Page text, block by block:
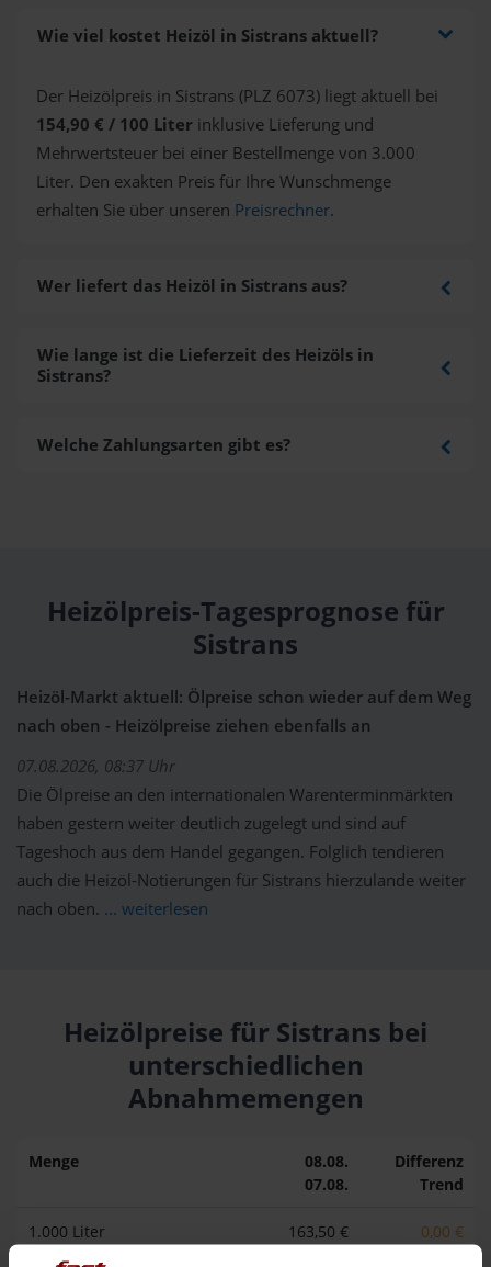
Wie viel kostet Heizöl in Sistrans aktuell?
Der Heizölpreis in Sistrans (PLZ 6073) liegt aktuell bei
154,90 € / 100 Liter inklusive Lieferung und
Mehrwertsteuer bei einer Bestellmenge von 3.000
Liter. Den exakten Preis für Ihre Wunschmenge
erhalten Sie über unseren Preisrechner.
Wer liefert das Heizöl in Sistrans aus?
Wie lange ist die Lieferzeit des Heizöls in
Sistrans?
Welche Zahlungsarten gibt es?
Heizölpreis-Tagesprognose für
Sistrans
Heizöl-Markt aktuell: Ölpreise schon wieder auf dem Weg
nach oben - Heizölpreise ziehen ebenfalls an
07.08.2026, 08:37 Uhr
Die Ölpreise an den internationalen Warenterminmärkten
haben gestern weiter deutlich zugelegt und sind auf
Tageshoch aus dem Handel gegangen. Folglich tendieren
auch die Heizöl-Notierungen für Sistrans hierzulande weiter
nach oben. ... weiterlesen
Heizölpreise für Sistrans bei
unterschiedlichen
Abnahmemengen
Menge
08.08.
07.08.
Differenz
Trend
1.000 Liter
163,50 €
0,00 €